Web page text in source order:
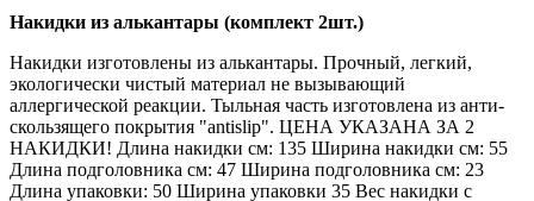
Накидки из алькантары (комплект 2шт.)
Накидки изготовлены из алькантары. Прочный, легкий,
экологически чистый материал не вызывающий
аллергической реакции. Тыльная часть изготовлена из анти-
скользящего покрытия "antislip". ЦЕНА УКАЗАНА ЗА 2
НАКИДКИ! Длина накидки см: 135 Ширина накидки см: 55
Длина подголовника см: 47 Ширина подголовника см: 23
Длина упаковки: 50 Ширина упаковки 35 Вес накидки с